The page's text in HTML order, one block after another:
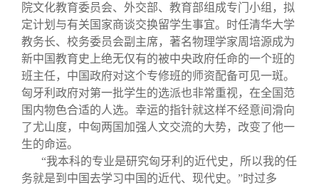
院文化教育委员会、外交部、教育部组成专门小组，拟
定计划与有关国家商谈交换留学生事宜。时任清华大学
教务长、校务委员会副主席，著名物理学家周培源成为
新中国教育史上绝无仅有的被中央政府任命的一个班的
班主任，中国政府对这个专修班的师资配备可见一斑。
匈牙利政府对第一批学生的选派也非常重视，在全国范
围内物色合适的人选。幸运的指针就这样不经意间滑向
了尤山度，中匈两国加强人文交流的大势，改变了他一
生的命运。
“我本科的专业是研究匈牙利的近代史，所以我的任
务就是到中国去学习中国的近代、现代史。”时过多